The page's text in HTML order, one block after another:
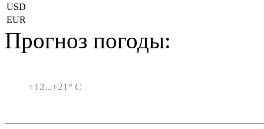
USD
EUR
Прогноз погоды:
+12...+21° C